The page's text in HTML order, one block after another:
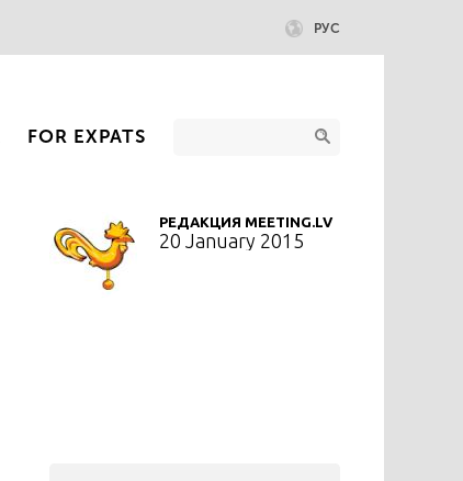
РУС
FOR EXPATS
РЕДАКЦИЯ MEETING.LV
20 January 2015